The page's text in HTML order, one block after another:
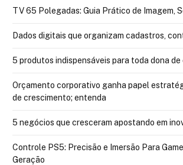
TV 65 Polegadas: Guia Prático de Imagem,
Dados digitais que organizam cadastros,
5 produtos indispensáveis para toda dona de
Orçamento corporativo ganha papel
de crescimento; entenda
5 negócios que cresceram apostando em
Controle PS5: Precisão e Imersão Para
Geração